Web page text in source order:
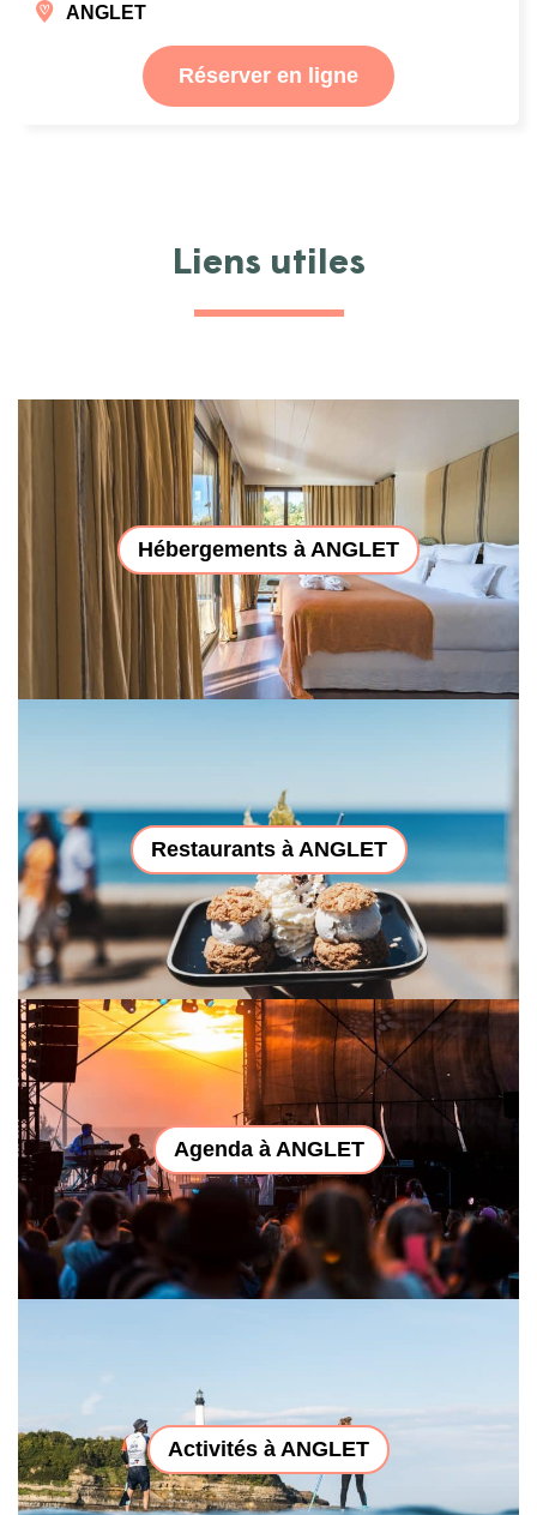
ANGLET
Réserver en ligne
Liens utiles
Hébergements à ANGLET
Restaurants à ANGLET
Agenda à ANGLET
Activités à ANGLET